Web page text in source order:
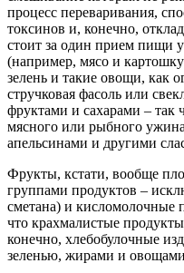
процесс переваривания,
токсинов и, конечно,
стоит за один прием пищи
(например, мясо и
зелень и такие овощи, как
стручковая фасоль или
фруктами и сахарами – так
мясного или рыбного
апельсинами и другими
Фрукты, кстати, вообще
группами продуктов –
сметана) и кисломолочные
что крахмалистые
конечно, хлебобулочные
зеленью, жирами и